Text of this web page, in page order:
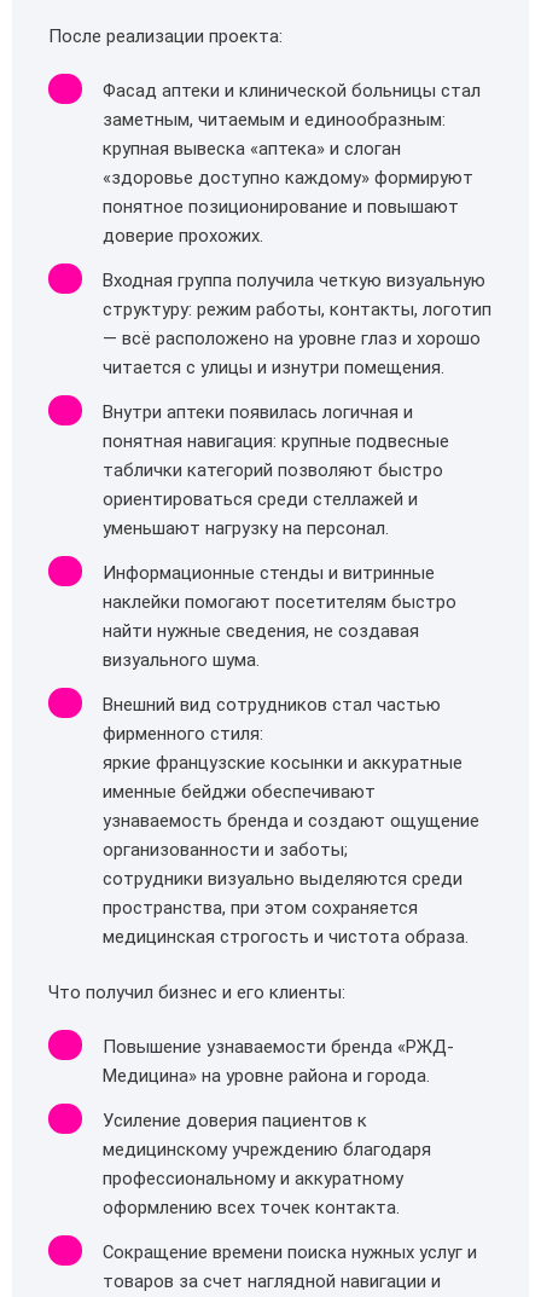
После реализации проекта:
Фасад аптеки и клинической больницы стал
заметным, читаемым и единообразным:
крупная вывеска «аптека» и слоган
«здоровье доступно каждому» формируют
понятное позиционирование и повышают
доверие прохожих.
Входная группа получила четкую визуальную
структуру: режим работы, контакты, логотип
— всё расположено на уровне глаз и хорошо
читается с улицы и изнутри помещения.
Внутри аптеки появилась логичная и
понятная навигация: крупные подвесные
таблички категорий позволяют быстро
ориентироваться среди стеллажей и
уменьшают нагрузку на персонал.
Информационные стенды и витринные
наклейки помогают посетителям быстро
найти нужные сведения, не создавая
визуального шума.
Внешний вид сотрудников стал частью
фирменного стиля:
яркие французские косынки и аккуратные
именные бейджи обеспечивают
узнаваемость бренда и создают ощущение
организованности и заботы;
сотрудники визуально выделяются среди
пространства, при этом сохраняется
медицинская строгость и чистота образа.
Что получил бизнес и его клиенты:
Повышение узнаваемости бренда «РЖД-
Медицина» на уровне района и города.
Усиление доверия пациентов к
медицинскому учреждению благодаря
профессиональному и аккуратному
оформлению всех точек контакта.
Сокращение времени поиска нужных услуг и
товаров за счет наглядной навигации и